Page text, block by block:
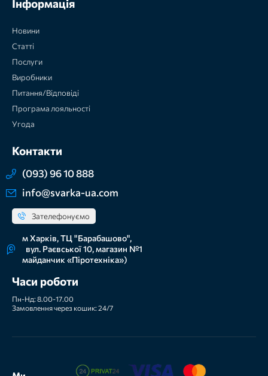
Інформація
Новини
Статті
Послуги
Виробники
Питання/Відповіді
Програма лояльності
Угода
Контакти
(093) 96 10 888
info@svarka-ua.com
Зателефонуємо
м Харків, ТЦ "Барабашово",
вул. Раєвської 10, магазин №1
майданчик «Піротехніка»)
Часи роботи
Пн-Нд: 8.00-17.00
Замовлення через кошик: 24/7